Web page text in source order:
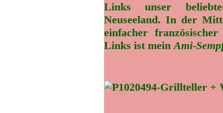
Links unser
Neuseeland. In der
einfacher
Links ist meinAmi-